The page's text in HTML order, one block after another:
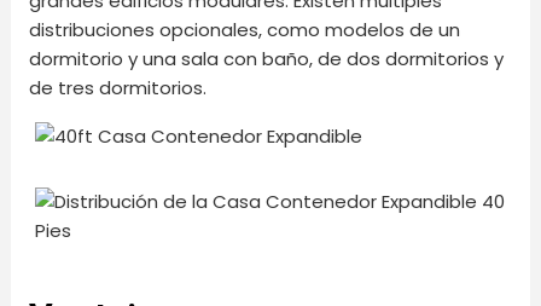
distribuciones opcionales, como modelos de un
dormitorio y una sala con baño, de dos dormitorios y
de tres dormitorios.